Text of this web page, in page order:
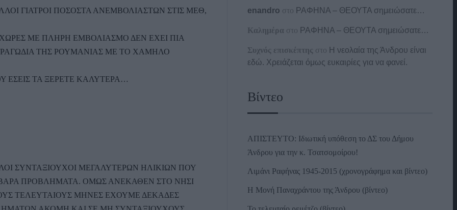
ΓΙΑΤΡΟΙ ΠΟΣΟΣΤΑ ΑΝΕΜΒΟΛΙΑΣΤΩΝ ΣΤΙΣ ΜΕΘ,
ΜΕ ΠΛΗΡΗ ΕΜΒΟΛΙΑΣΜΟ ΔΕΝ ΕΧΕΙ ΠΙΑ
ΤΗΣ ΡΟΥΜΑΝΙΑΣ ΜΕ ΤΟ ΧΑΜΗΛΟ
ΕΣΕΙΣ ΤΑ ΞΕΡΕΤΕ ΚΑΛΥΤΕΡΑ…
ΣΥΝΤΑΞΙΟΥΧΟΙ ΜΕΓΑΛΥΤΕΡΩΝ ΗΛΙΚΙΩΝ ΠΟΥ
ΠΡΟΒΛΗΜΑΤΑ. ΟΜΩΣ ΑΝΕΚΑΘΕΝ ΣΤΟ ΝΗΣΙ
ΤΕΛΕΥΤΑΙΟΥΣ ΜΗΝΕΣ ΕΧΟΥΜΕ ΔΕΚΑΔΕΣ
enandro στο ΡΑΦΗΝΑ – ΘΕΟΥΤΑ σημειώσατε…
Καλημέρα στο ΡΑΦΗΝΑ – ΘΕΟΥΤΑ σημειώσατε…
Συχνός επισκέπτης στο Η νεολαία της Άνδρου είναι
εδώ. Χρειάζεται όμως ευκαιρίες για να φανεί.
Βίντεο
ΑΠΙΣΤΕΥΤΟ: Ιδιωτική υπόθεση το ΔΣ του Δήμου
Άνδρου για την κ. Τσατσομοίρου!
Λιμάνι Ραφήνας 1945-2015 (χρονογράφημα και βίντεο)
Η Μονή Παναχράντου της Άνδρου (βίντεο)